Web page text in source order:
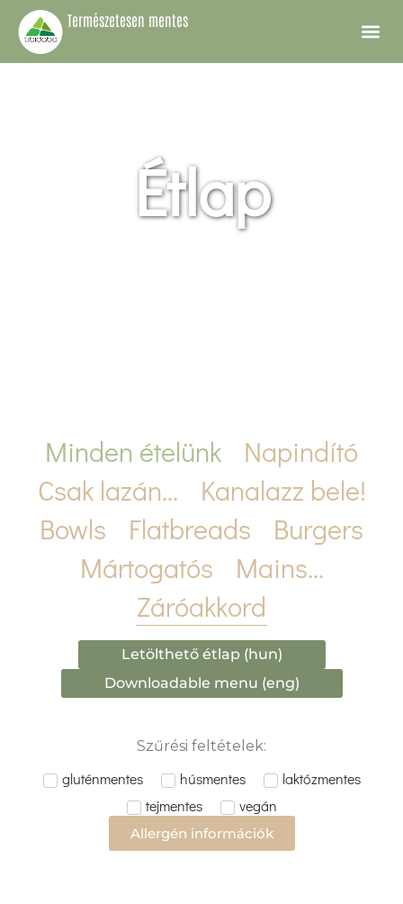
Természetesen mentes
Étlap
Minden ételünk
Napindító
Csak lazán...
Kanalazz bele!
Bowls
Flatbreads
Burgers
Mártogatós
Mains...
Záróakkord
Letölthető étlap (hun)
Downloadable menu (eng)
Szűrési feltételek:
gluténmentes húsmentes
laktózmentes
tejmentes
vegán
Allergén információk